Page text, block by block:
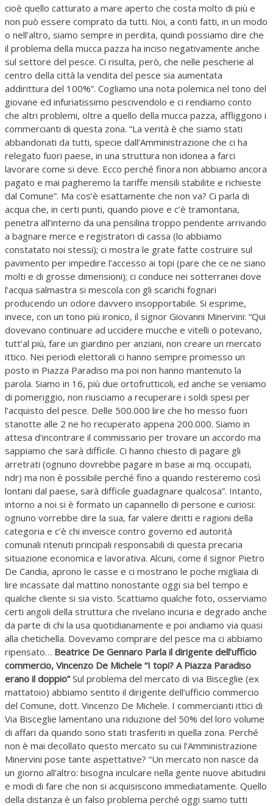
cioè quello catturato a mare aperto che costa molto di più e
non può essere comprato da tutti. Noi, a conti fatti, in un modo
o nell’altro, siamo sempre in perdita, quindi possiamo dire che
il problema della mucca pazza ha inciso negativamente anche
sul settore del pesce. Ci risulta, però, che nelle pescherie al
centro della città la vendita del pesce sia aumentata
addirittura del 100%”. Cogliamo una nota polemica nel tono del
giovane ed infuriatissimo pescivendolo e ci rendiamo conto
che altri problemi, oltre a quello della mucca pazza, affliggono i
commercianti di questa zona. “La verità è che siamo stati
abbandonati da tutti, specie dall’Amministrazione che ci ha
relegato fuori paese, in una struttura non idonea a farci
lavorare come si deve. Ecco perché finora non abbiamo ancora
pagato e mai pagheremo la tariffe mensili stabilite e richieste
dal Comune”. Ma cos’è esattamente che non va? Ci parla di
acqua che, in certi punti, quando piove e c’è tramontana,
penetra all’interno da una pensilina troppo pendente arrivando
a bagnare merce e registratori di cassa (lo abbiamo
constatato noi stessi); ci mostra le grate fatte costruire sul
pavimento per impedire l’accesso ai topi (pare che ce ne siano
molti e di grosse dimensioni); ci conduce nei sotterranei dove
l’acqua salmastra si mescola con gli scarichi fognari
producendo un odore davvero insopportabile. Si esprime,
invece, con un tono più ironico, il signor Giovanni Minervini: “Qui
dovevano continuare ad uccidere mucche e vitelli o potevano,
tutt’al più, fare un giardino per anziani, non creare un mercato
ittico. Nei periodi elettorali ci hanno sempre promesso un
posto in Piazza Paradiso ma poi non hanno mantenuto la
parola. Siamo in 16, più due ortofrutticoli, ed anche se veniamo
di pomeriggio, non riusciamo a recuperare i soldi spesi per
l’acquisto del pesce. Delle 500.000 lire che ho messo fuori
stanotte alle 2 ne ho recuperato appena 200.000. Siamo in
attesa d’incontrare il commissario per trovare un accordo ma
sappiamo che sarà difficile. Ci hanno chiesto di pagare gli
arretrati (ognuno dovrebbe pagare in base ai mq. occupati,
ndr) ma non è possibile perché fino a quando resteremo così
lontani dal paese, sarà difficile guadagnare qualcosa”. Intanto,
intorno a noi si è formato un capannello di persone e curiosi:
ognuno vorrebbe dire la sua, far valere diritti e ragioni della
categoria e c’è chi inveisce contro governo ed autorità
comunali ritenuti principali responsabili di questa precaria
situazione economica e lavorativa. Alcuni, come il signor Pietro
De Candia, aprono le casse e ci mostrano le poche migliaia di
lire incassate dal mattino nonostante oggi sia bel tempo e
qualche cliente si sia visto. Scattiamo qualche foto, osserviamo
certi angoli della struttura che rivelano incuria e degrado anche
da parte di chi la usa quotidianamente e poi andiamo via quasi
alla chetichella. Dovevamo comprare del pesce ma ci abbiamo
ripensato… Beatrice De Gennaro Parla il dirigente dell’ufficio
commercio, Vincenzo De Michele “I topi? A Piazza Paradiso
erano il doppio”Sul problema del mercato di via Bisceglie (ex
mattatoio) abbiamo sentito il dirigente dell’ufficio commercio
del Comune, dott. Vincenzo De Michele. I commercianti ittici di
Via Bisceglie lamentano una riduzione del 50% del loro volume
di affari da quando sono stati trasferiti in quella zona. Perché
non è mai decollato questo mercato su cui l’Amministrazione
Minervini pose tante aspettative? “Un mercato non nasce da
un giorno all’altro: bisogna inculcare nella gente nuove abitudini
e modi di fare che non si acquisiscono immediatamente. Quello
della distanza è un falso problema perché oggi siamo tutti